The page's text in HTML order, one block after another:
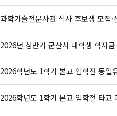
과학기술전문사관 석사 후보생 모집·
2026년 상반기 군산시 대학생 학자
2026학년도 1학기 본교 입학전 동일
2026학년도 1학기 본교 입학전 타교